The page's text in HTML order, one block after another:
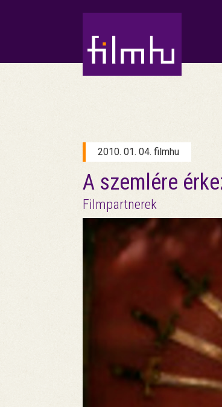
2010. 01. 04. filmhu
A szemlére
Filmpartnerek